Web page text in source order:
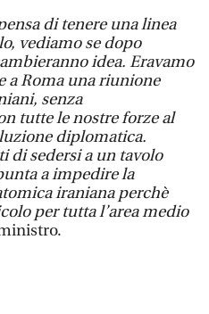
di tenere una linea
vediamo se dopo
idea. Eravamo
a Roma una riunione
senza
tutte le nostre forze al
diplomatica.
di sedersi a un tavolo
a impedire la
iraniana perchè
per tutta l’area medio